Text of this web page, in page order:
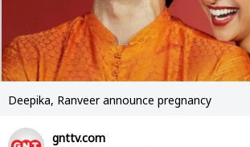
Deepika, Ranveer announce pregnancy
gnttv.com